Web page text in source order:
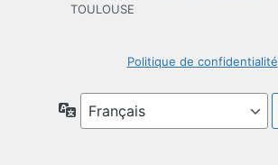
TOULOUSE
Politique de confidentialité
Langue